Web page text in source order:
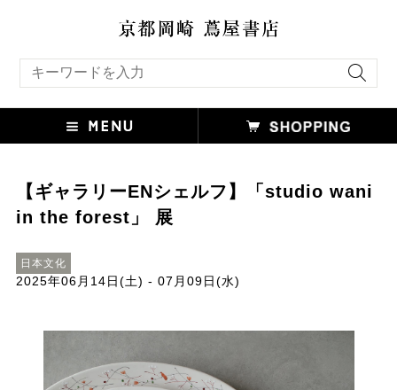
【ギャラリーENシェルフ】「studio wani
in the forest」 展
日本文化
2025年06月14日(土) - 07月09日(水)